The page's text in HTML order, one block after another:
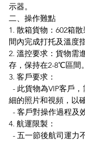
示器。
二、操作難點
1. 散箱貨物：602箱
間內完成打托及溫度
2. 溫控要求：貨物需
存，保持在2-8℃區間。
3. 客戶要求：
細的照片和視頻，以
- 客戶對操作過程及
4. 航運限製：